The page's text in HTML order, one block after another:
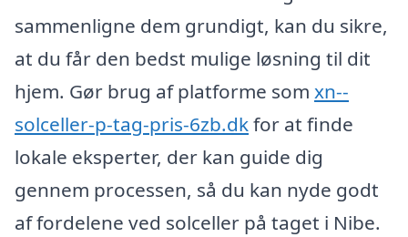
sammenligne dem grundigt, kan du sikre,
at du får den bedst mulige løsning til dit
hjem. Gør brug af platforme som xn--
solceller-p-tag-pris-6zb.dkfor at finde
lokale eksperter, der kan guide dig
gennem processen, så du kan nyde godt
af fordelene ved solceller på taget i Nibe.